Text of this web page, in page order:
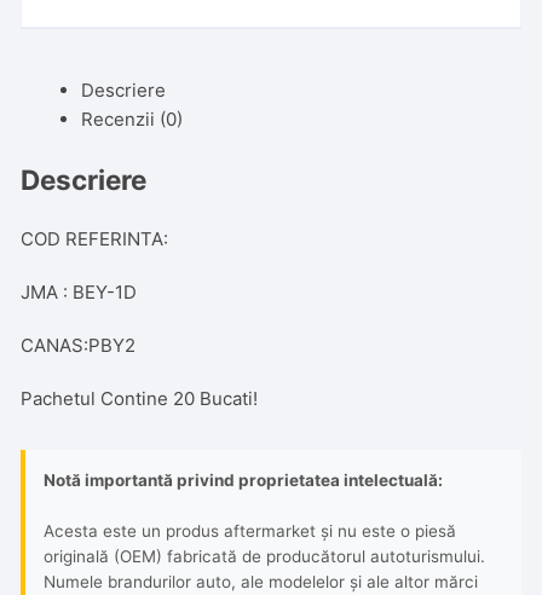
Descriere
Recenzii (0)
Descriere
COD REFERINTA:
JMA : BEY-1D
CANAS:PBY2
Pachetul Contine 20 Bucati!
Notă importantă privind proprietatea intelectuală:
Acesta este un produs aftermarket și nu este o piesă
originală (OEM) fabricată de producătorul autoturismului.
Numele brandurilor auto, ale modelelor și ale altor mărci